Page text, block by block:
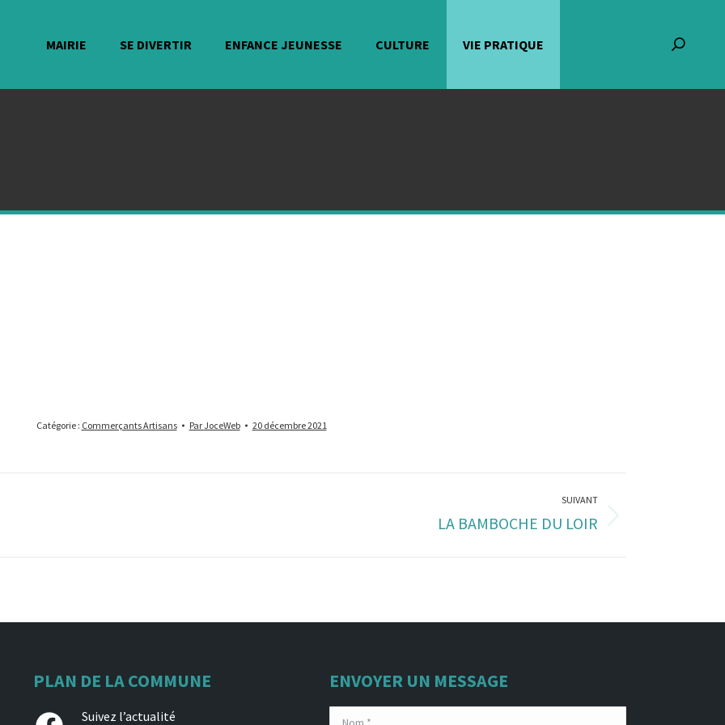
MAIRIE SE DIVERTIR ENFANCE JEUNESSE CULTURE VIE PRATIQUE
Catégorie : Commerçants Artisans ParJoceWeb 20 décembre 2021
SUIVANT
LA BAMBOCHE DU LOIR
PLAN DE LA COMMUNE
Suivez l’actualité
ENVOYER UN MESSAGE